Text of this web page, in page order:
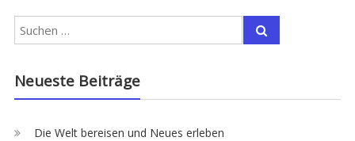
Neueste Beiträge
Die Welt bereisen und Neues erleben